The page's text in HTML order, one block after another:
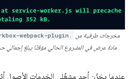
مخرجات طرفية من webpack-plugin.
مادة عرض في المشروع الحالي مؤقتًا يبلغ إجمالي حجمها 352 كيلوبايت
عندما يخزّن أحد مشغّلي الخدمات الأصول